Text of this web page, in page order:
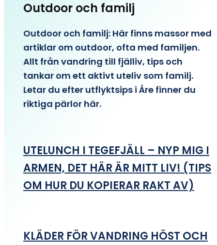
Outdoor och familj
Outdoor och familj: Här finns massor med
artiklar om outdoor, ofta med familjen.
Allt från vandring till fjälliv, tips och
tankar om ett aktivt uteliv som familj.
Letar du efter utflyktsips i Åre finner du
riktiga pärlor här.
UTELUNCH I TEGEFJÄLL – NYP MIG I
ARMEN, DET HÄR ÄR MITT LIV! (TIPS
OM HUR DU KOPIERAR RAKT AV)
KLÄDER FÖR VANDRING HÖST OCH